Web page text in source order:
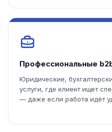
Профессиональные
Юридические,
услуги, где клиент ищет
— даже если работа идёт